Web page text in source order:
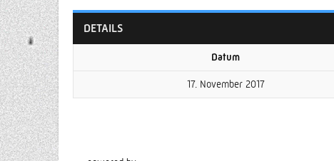
DETAILS
Datum
17. November 2017